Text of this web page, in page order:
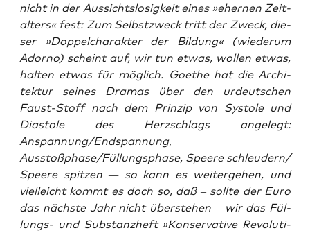
nicht in der Aus­sichts­lo­sig­keit eines »eher­nen Zeit­
al­ters« fest: Zum Selbst­zweck tritt der Zweck, die­
ser »Dop­pel­cha­rak­ter der Bil­dung« (wie­der­um
Ador­no) scheint auf, wir tun etwas, wol­len etwas,
hal­ten etwas für mög­lich. Goe­the hat die Archi­
tek­tur sei­nes Dra­mas über den urdeut­schen
Faust-Stoff nach dem Prin­zip von Systole und
Dia­s­to­le des Herz­schlags ange­legt:
Anspannung/Endspannung,
Ausstoßphase/Füllungsphase, Spee­re schleudern/
Spee­re spit­zen — so kann es wei­ter­ge­hen, und
viel­leicht kommt es doch so, daß – soll­te der Euro
das nächs­te Jahr nicht über­ste­hen – wir das Fül­
lungs- und Sub­stanz­heft »Kon­ser­va­ti­ve Revo­lu­ti­